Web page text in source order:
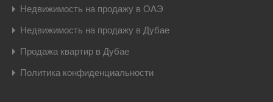
Недвижимость на продажу в ОАЭ
Недвижимость на продажу в Дубае
Продажа квартир в Дубае
Политика конфиденциальности